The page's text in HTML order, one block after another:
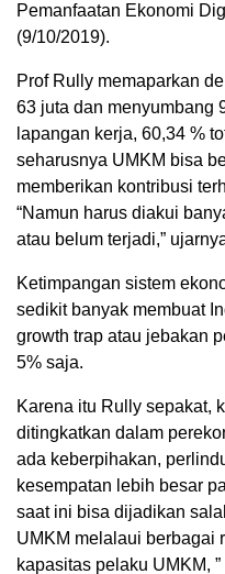
Pemanfaatan Ekonomi
(9/10/2019).
Prof Rully memaparkan
63 juta dan menyumbang
lapangan kerja, 60,34 %
seharusnya UMKM bisa
memberikan kontribusi
“Namun harus diakui
atau belum terjadi,”
Ketimpangan sistem
sedikit banyak membuat
growth trap atau jebakan
5% saja.
Karena itu Rully sepakat,
ditingkatkan dalam
ada keberpihakan,
kesempatan lebih besar
saat ini bisa dijadikan
UMKM melalaui berbagai
kapasitas pelaku UMKM,